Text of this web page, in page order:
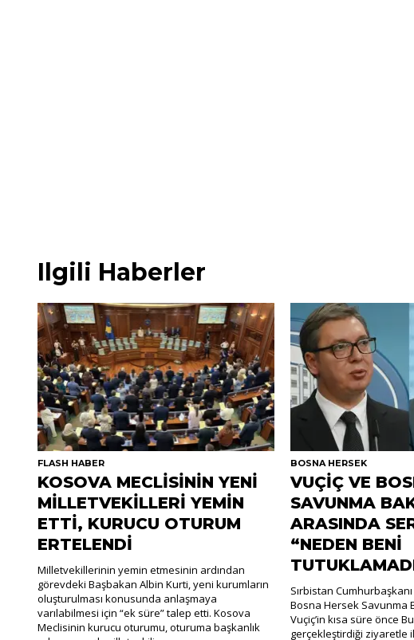
Ilgili Haberler
FLASH HABER
KOSOVA MECLİSİNİN YENİ
MİLLETVEKİLLERİ YEMİN
ETTİ, KURUCU OTURUM
ERTELENDİ
Milletvekillerinin yemin etmesinin ardından
görevdeki Başbakan Albin Kurti, yeni kurumların
oluşturulması konusunda anlaşmaya
varılabilmesi için “ek süre” talep etti. Kosova
Meclisinin kurucu oturumu, oturuma başkanlık
BOSNA HERSEK
VUÇİÇ VE
SAVUNMA
ARASINDA
“NEDEN BENİ
Sırbistan
Bosna Hersek Savunma
Vuçiç’in kısa süre önce
gerçekleştirdiği ziyaretle